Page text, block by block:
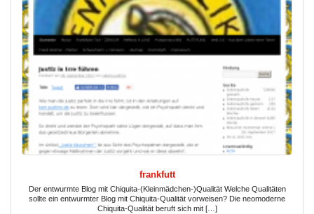
frankfutt
Der entwurmte Blog mit Chiquita-(Kleinmädchen-)Qualität Welche Qualitäten
sollte ein entwurmter Blog mit Chiquita-Qualität vorweisen? Die neomoderne
Chiquita-Qualität beruft sich mit […]